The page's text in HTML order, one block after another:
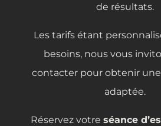
de résultats.
Les tarifs étant
besoins, nous vous
contacter pour obtenir
adaptée.
Réservez votreséance